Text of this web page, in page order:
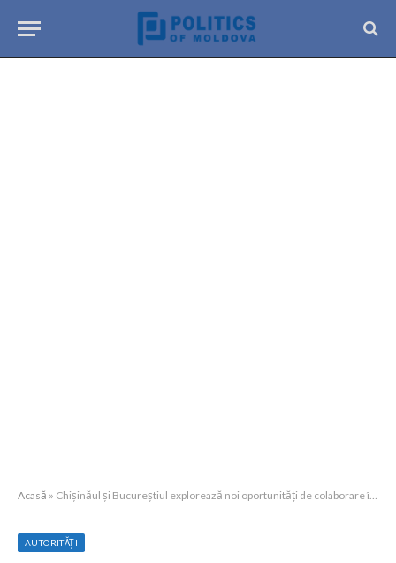
Acasă » Chișinăul și Bucureștiul explorează noi oportunități de colaborare în proiecte comune
AUTORITĂȚI